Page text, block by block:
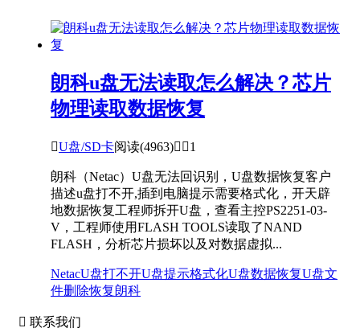
朗科u盘无法读取怎么解决？芯片
物理读取数据恢复
U盘/SD卡阅读(4963) 1
朗科（Netac）U盘无法回识别，U盘数据恢复客户
描述u盘打不开,插到电脑提示需要格式化，开天辟
地数据恢复工程师拆开U盘，查看主控PS2251-03-
V，工程师使用FLASH TOOLS读取了NAND
FLASH，分析芯片损坏以及对数据虚拟...
NetacU盘打不开U盘提示格式化U盘数据恢复U盘文
件删除恢复朗科
 联系我们